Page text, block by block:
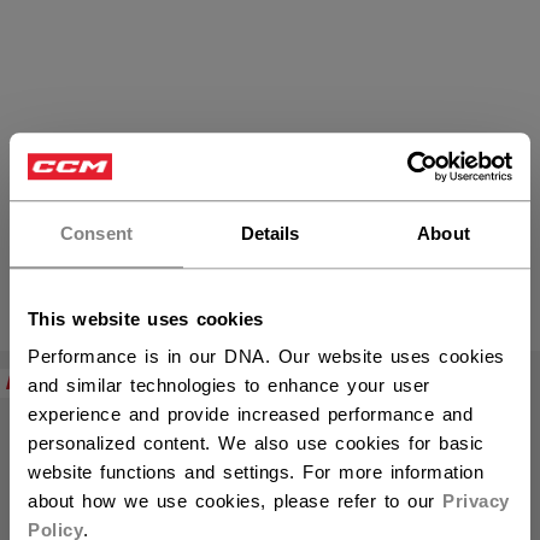
Consent Details About
This website uses cookies
Performance is in our DNA. Our website uses cookies
and similar technologies to enhance your user
experience and provide increased performance and
personalized content. We also use cookies for basic
website functions and settings. For more information
about how we use cookies, please refer to our Privacy
Policy.
Junior Schlittschuhe
PRODUKTE (5)
NEW